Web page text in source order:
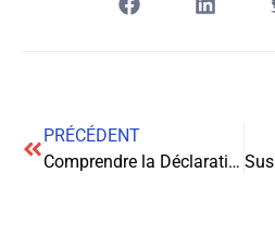
PRÉCÉDENT
Comprendre la Déclaration de Radiation d’une Entreprise – Personne Morale (M4) (Formulaire 11685*03)